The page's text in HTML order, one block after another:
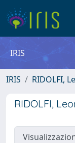
IRIS
IRIS RIDOLFI,
RIDOLFI,